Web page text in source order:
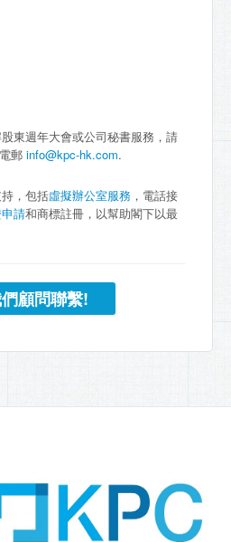
東週年大會或公司秘書服務，請
郵 info@kpc-hk.com.
，包括虛擬辦公室服務 ，電話接
請和商標註冊，以幫助閣下以最
顧問聯繫!